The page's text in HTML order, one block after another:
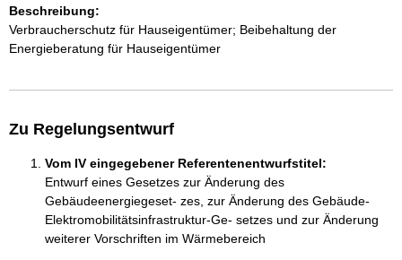
Beschreibung:
Verbraucherschutz für Hauseigentümer; Beibehaltung der
Energieberatung für Hauseigentümer
Zu Regelungsentwurf
Vom IV eingegebener Referentenentwurfstitel:
Entwurf eines Gesetzes zur Änderung des
Gebäudeenergiegeset- zes, zur Änderung des Gebäude-
Elektromobilitätsinfrastruktur-Ge- setzes und zur Änderung
weiterer Vorschriften im Wärmebereich